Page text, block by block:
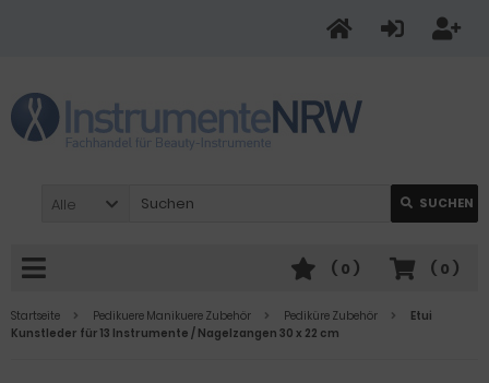
Alle SUCHEN
( 0 )
( 0 )
Startseite Pedikuere Manikuere Zubehör Pediküre Zubehör
Etui
Kunstleder für 13 Instrumente / Nagelzangen 30 x 22 cm